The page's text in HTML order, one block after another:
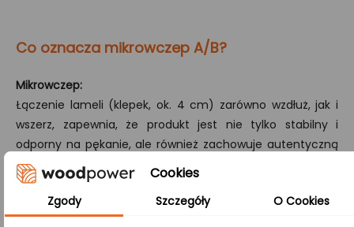
Co oznacza mikrowczep A/B?
Mikrowczep:
Łączenie lameli (klepek, ok. 4 cm) zarówno wzdłuż, jak i
wszerz, zapewnia, że produkt jest nie tylko stabilny i
odporny na pękanie, ale również zachowuje autentyczną
strukturę drewna.
Klasa wykończenia, gdzie strona A zachowuje perfekcyjną
Cookies
Zgody Szczegóły O Cookies